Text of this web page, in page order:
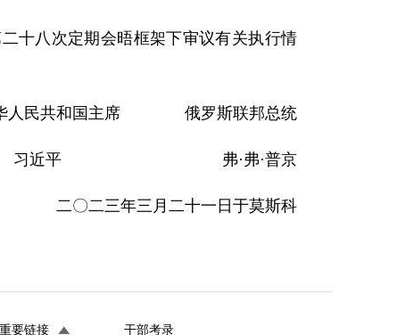
十八次定期会晤框架下审议有关执行情
人民共和国主席 俄罗斯联邦总统
习近平 弗·弗·普京
二〇二三年三月二十一日于莫斯科
重要链接 干部考录